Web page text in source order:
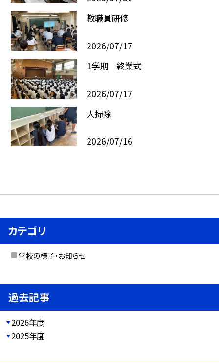
教職員研修
2026/07/17
1学期 終業式
2026/07/17
大掃除
2026/07/16
カテゴリ
学校の様子・お知らせ
過去記事
2026年度
2025年度